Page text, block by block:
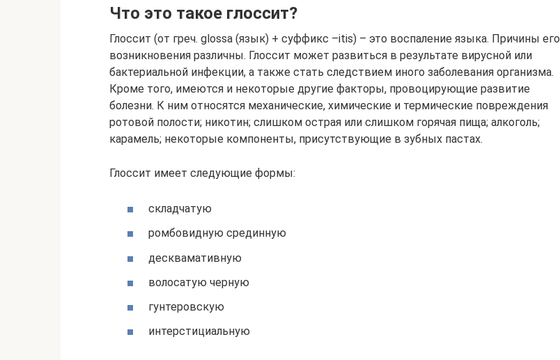
Что это такое глоссит?
Глоссит (от греч. glossa (язык) + суффикс –itis) – это воспаление языка. Причины его
возникновения различны. Глоссит может развиться в результате вирусной или
бактериальной инфекции, а также стать следствием иного заболевания организма.
Кроме того, имеются и некоторые другие факторы, провоцирующие развитие
болезни. К ним относятся механические, химические и термические повреждения
ротовой полости; никотин; слишком острая или слишком горячая пища; алкоголь;
карамель; некоторые компоненты, присутствующие в зубных пастах.
Глоссит имеет следующие формы:
складчатую
ромбовидную срединную
десквамативную
волосатую черную
гунтеровскую
интерстициальную